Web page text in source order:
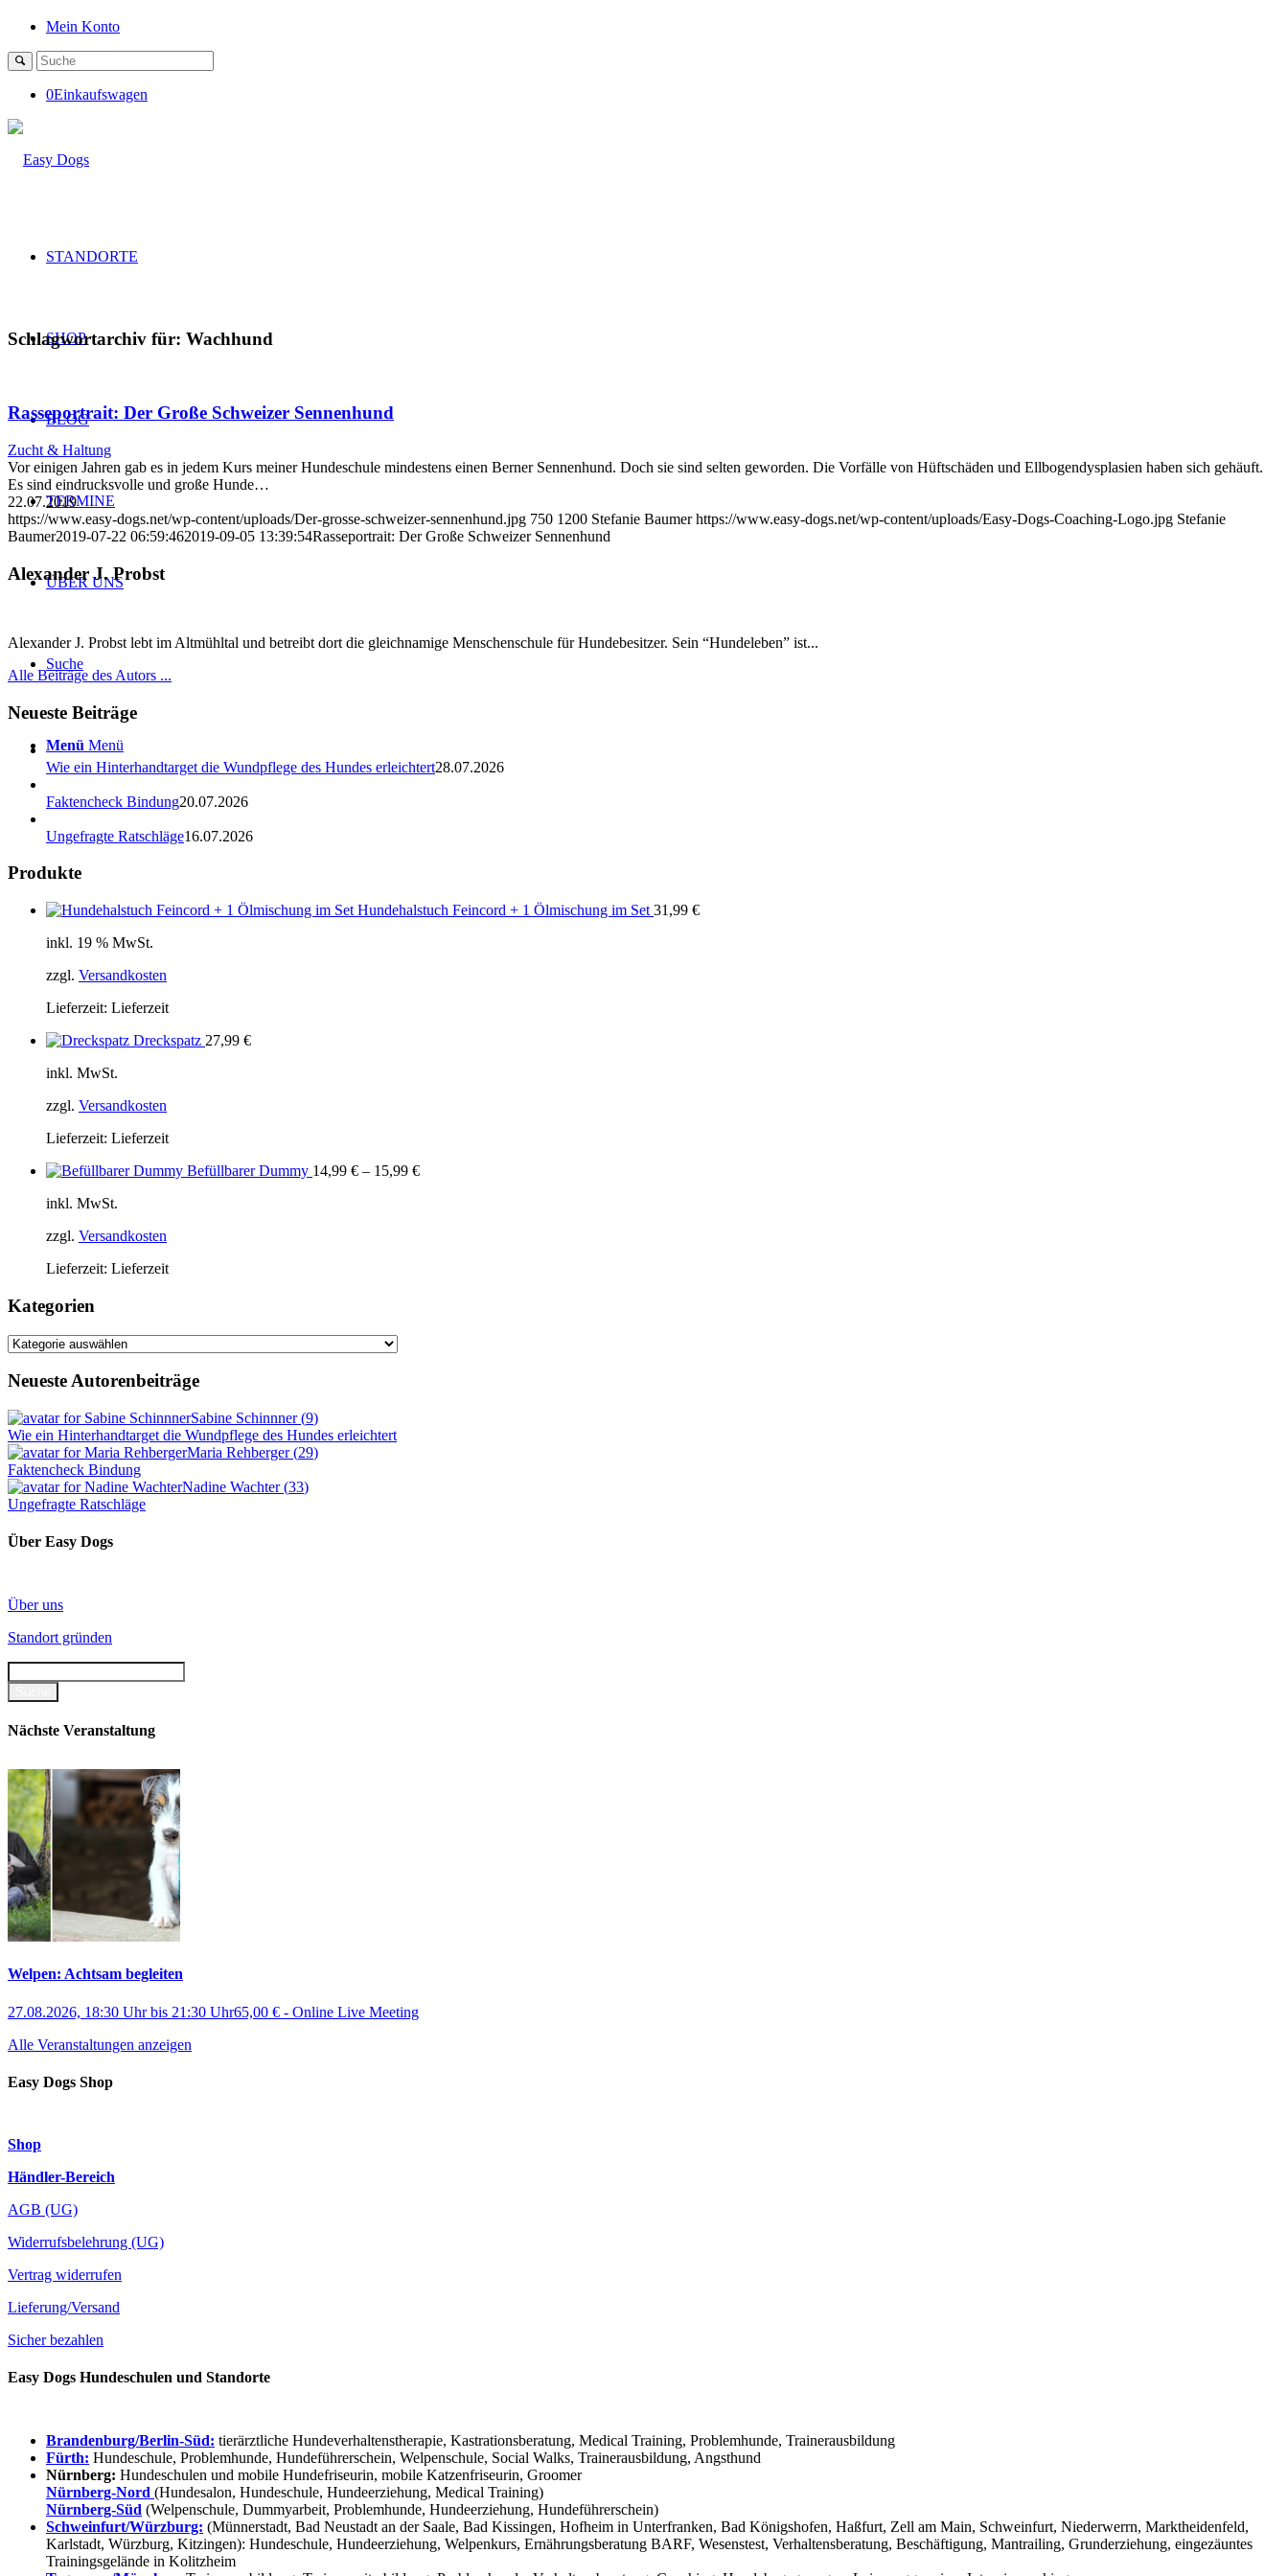
Mein Konto
0Einkaufswagen
STANDORTE
SHOP
BLOG
TERMINE
ÜBER UNS
Suche
Menü Menü
Schlagwortarchiv für: Wachhund
Rasseportrait: Der Große Schweizer Sennenhund
Zucht & Haltung
Vor einigen Jahren gab es in jedem Kurs meiner Hundeschule mindestens einen Berner Sennenhund. Doch sie sind selten geworden. Die Vorfälle von Hüftschäden und Ellbogendysplasien haben sich gehäuft.
Es sind eindrucksvolle und große Hunde…
22.07.2019
https://www.easy-dogs.net/wp-content/uploads/Der-grosse-schweizer-sennenhund.jpg 750 1200 Stefanie Baumer https://www.easy-dogs.net/wp-content/uploads/Easy-Dogs-Coaching-Logo.jpg Stefanie
Baumer2019-07-22 06:59:462019-09-05 13:39:54Rasseportrait: Der Große Schweizer Sennenhund
Alexander J. Probst
Alexander J. Probst lebt im Altmühltal und betreibt dort die gleichnamige Menschenschule für Hundebesitzer. Sein “Hundeleben” ist...
Alle Beiträge des Autors ...
Neueste Beiträge
Wie ein Hinterhandtarget die Wundpflege des Hundes erleichtert28.07.2026
Faktencheck Bindung20.07.2026
Ungefragte Ratschläge16.07.2026
Produkte
Hundehalstuch Feincord + 1 Ölmischung im Set 31,99 €
inkl. 19 % MwSt.
zzgl. Versandkosten
Lieferzeit: Lieferzeit
Dreckspatz 27,99 €
inkl. MwSt.
zzgl. Versandkosten
Lieferzeit: Lieferzeit
Befüllbarer Dummy 14,99 € – 15,99 €
inkl. MwSt.
zzgl. Versandkosten
Lieferzeit: Lieferzeit
Kategorien
Kategorien
Neueste Autorenbeiträge
Sabine Schinnner(9)
Wie ein Hinterhandtarget die Wundpflege des Hundes erleichtert
Maria Rehberger(29)
Faktencheck Bindung
Nadine Wachter(33)
Ungefragte Ratschläge
Über Easy Dogs
Über uns
Standort gründen
Nächste Veranstaltung
Welpen: Achtsam begleiten
27.08.2026, 18:30 Uhrbis 21:30 Uhr65,00 € - Online Live Meeting
Alle Veranstaltungen anzeigen
Easy Dogs Shop
Shop
Händler-Bereich
AGB (UG)
Widerrufsbelehrung (UG)
Vertrag widerrufen
Lieferung/Versand
Sicher bezahlen
Easy Dogs Hundeschulen und Standorte
Brandenburg/Berlin-Süd: tierärztliche Hundeverhaltenstherapie, Kastrationsberatung, Medical Training, Problemhunde, Trainerausbildung
Fürth: Hundeschule, Problemhunde, Hundeführerschein, Welpenschule, Social Walks, Trainerausbildung, Angsthund
Nürnberg: Hundeschulen und mobile Hundefriseurin, mobile Katzenfriseurin, Groomer
Nürnberg-Nord (Hundesalon, Hundeschule, Hundeerziehung, Medical Training)
Nürnberg-Süd (Welpenschule, Dummyarbeit, Problemhunde, Hundeerziehung, Hundeführerschein)
Schweinfurt/Würzburg: (Münnerstadt, Bad Neustadt an der Saale, Bad Kissingen, Hofheim in Unterfranken, Bad Königshofen, Haßfurt, Zell am Main, Schweinfurt, Niederwerrn, Marktheidenfeld,
Karlstadt, Würzburg, Kitzingen): Hundeschule, Hundeerziehung, Welpenkurs, Ernährungsberatung BARF, Wesenstest, Verhaltensberatung, Beschäftigung, Mantrailing, Grunderziehung, eingezäuntes
Trainingsgelände in Kolitzheim